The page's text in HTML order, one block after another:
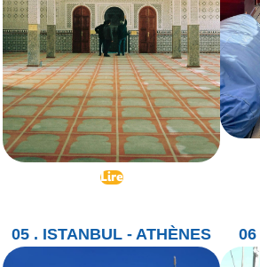
Lire
05 . ISTANBUL - ATHÈNES 06